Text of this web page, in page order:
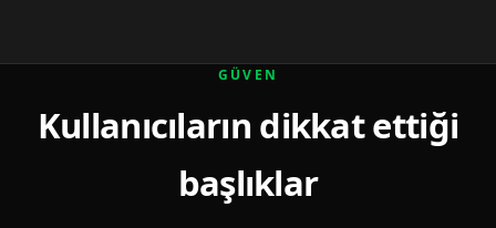
GÜVEN
Kullanıcıların dikkat ettiği
başlıklar